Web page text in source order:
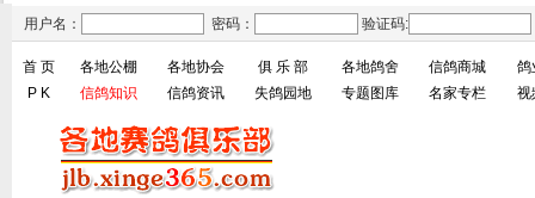
用户名： 密码： 验证码:
首 页 各地公棚 各地协会 俱 乐 部 各地鸽舍 信鸽商城
鸽
P K
信鸽知识 信鸽资讯 失鸽园地 专题图库 名家专栏 视